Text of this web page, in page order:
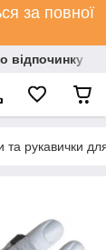
за повної
відпочинку
та рукавички